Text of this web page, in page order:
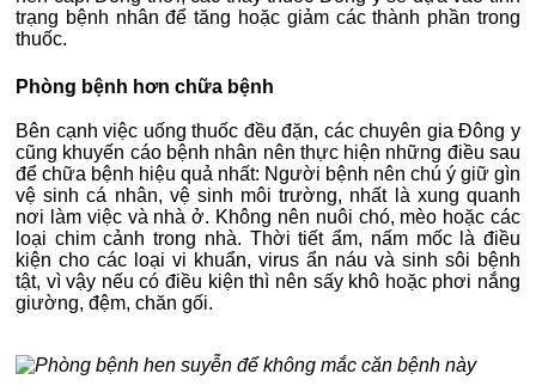
trạng bệnh nhân để tăng hoặc giảm các thành phần trong
thuốc.
Phòng bệnh hơn chữa bệnh
Bên cạnh việc uống thuốc đều đặn, các chuyên gia Đông y
cũng khuyến cáo bệnh nhân nên thực hiện những điều sau
để chữa bệnh hiệu quả nhất: Người bệnh nên chú ý giữ gìn
vệ sinh cá nhân, vệ sinh môi trường, nhất là xung quanh
nơi làm việc và nhà ở. Không nên nuôi chó, mèo hoặc các
loại chim cảnh trong nhà. Thời tiết ẩm, nấm mốc là điều
kiện cho các loại vi khuẩn, virus ẩn náu và sinh sôi bệnh
tật, vì vậy nếu có điều kiện thì nên sấy khô hoặc phơi nắng
giường, đệm, chăn gối.